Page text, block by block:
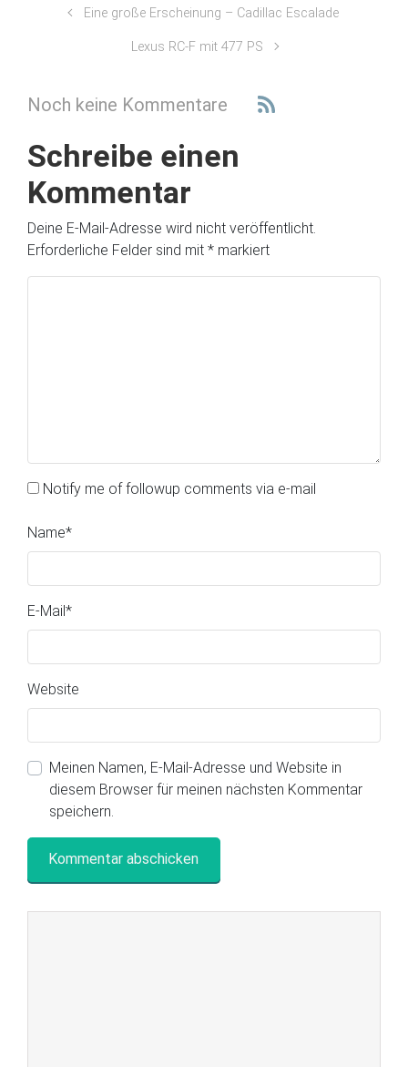
Eine große Erscheinung – Cadillac Escalade
Lexus RC-F mit 477 PS
Noch keine Kommentare
Schreibe einen
Kommentar
Deine E-Mail-Adresse wird nicht veröffentlicht.
Erforderliche Felder sind mit * markiert
Notify me of followup comments via e-mail
Name*
E-Mail *
Website
Meinen Namen, E-Mail-Adresse und Website in
diesem Browser für meinen nächsten Kommentar
speichern.